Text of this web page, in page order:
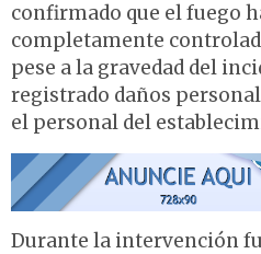
confirmado que el fuego
completamente
pese a la gravedad del
registrado daños
el personal del
Durante la intervención